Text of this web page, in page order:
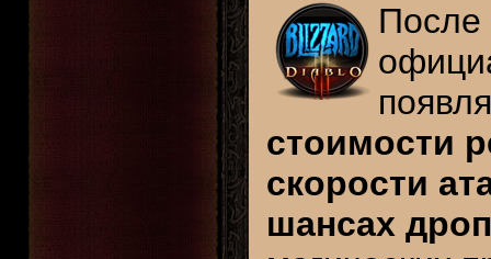
стоимости
скорости
шансах